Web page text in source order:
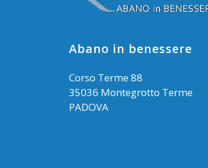
Abano in benessere
Corso Terme 88
35036 Montegrotto Terme
PADOVA